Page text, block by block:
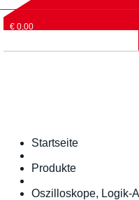
€ 0,00
Startseite
Produkte
Oszilloskope, Logik-